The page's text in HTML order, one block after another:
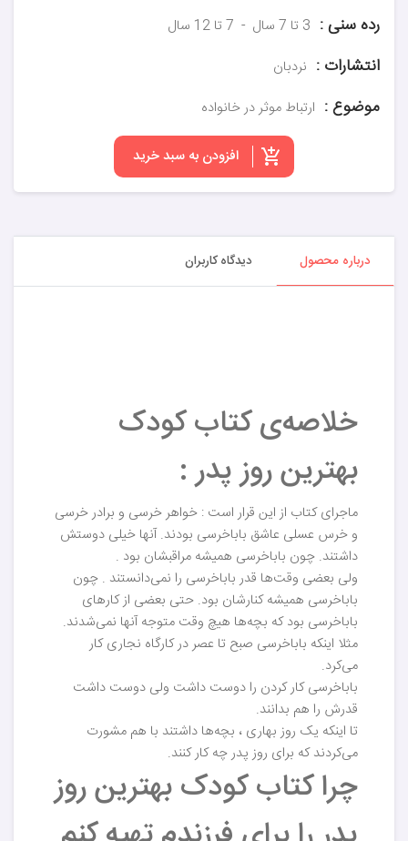
رده سنی : 3 تا 7 سال 7 تا 12 سال
انتشارات : نردبان
موضوع : ارتباط موثر در خانواده
افزودن به سبد خرید
درباره محصول دیدگاه کاربران
خلاصه‌ی کتاب کودک
بهترین روز پدر :
ماجرای کتاب از این قرار است : خواهر خرسی و برادر خرسی
و خرس عسلی عاشق باباخرسی بودند. آنها خیلی دوستش
داشتند. چون باباخرسی همیشه مراقبشان بود .
ولی بعضی وقت‌ها قدر باباخرسی را نمی‌دانستند . چون
باباخرسی همیشه کنارشان بود. حتی بعضی از کارهای
باباخرسی بود که بچه‌ها هیچ وقت متوجه آنها نمی‌شدند.
مثلا اینکه باباخرسی صبح تا عصر در کارگاه نجاری کار
می‌کرد.
باباخرسی کار کردن را دوست داشت ولی دوست داشت
قدرش را هم بدانند.
تا اینکه یک روز بهاری ، بچه‌ها داشتند با هم مشورت
می‌کردند که برای روز پدر چه کار کنند.
چرا کتاب کودک بهترین روز